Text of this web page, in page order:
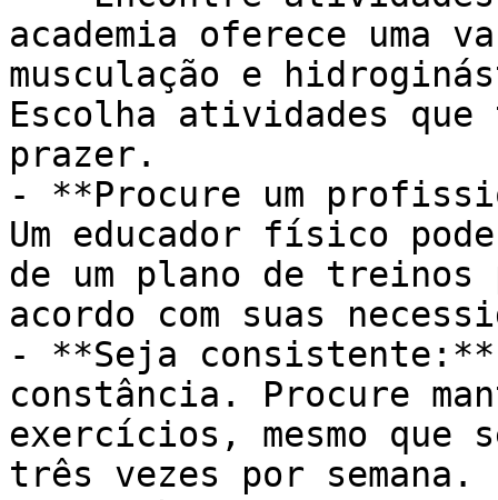
academia oferece uma
musculação e
Escolha atividades
prazer.
- **Procure um
Um educador físico
de um plano de treinos
acordo com suas
- **Seja consistente:**
constância. Procure
exercícios, mesmo
três vezes por semana.